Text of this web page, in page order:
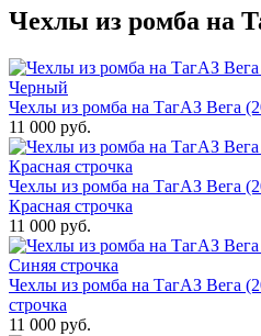
Чехлы из ромба на
Чехлы из ромба на ТагАЗ Вега
11 000 руб.
Чехлы из ромба на ТагАЗ Вега
Красная строчка
11 000 руб.
Чехлы из ромба на ТагАЗ Вега
строчка
11 000 руб.